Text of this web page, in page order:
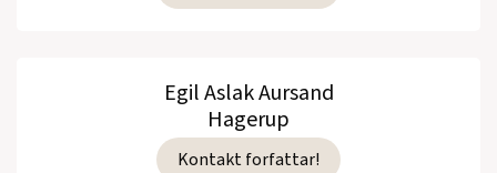
Egil Aslak Aursand
Hagerup
Kontakt forfattar!